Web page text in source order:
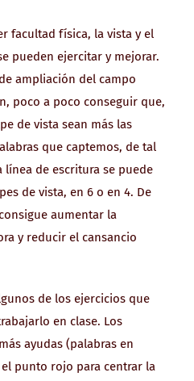
facultad física, la vista y el
pueden ejercitar y mejorar.
ampliación del campo
poco a poco conseguir que,
de vista sean más las
que captemos, de tal
línea de escritura se puede
de vista, en 6 o en 4. De
aumentar la
y reducir el cansancio
de los ejercicios que
en clase. Los
ayudas (palabras en
punto rojo para centrar la